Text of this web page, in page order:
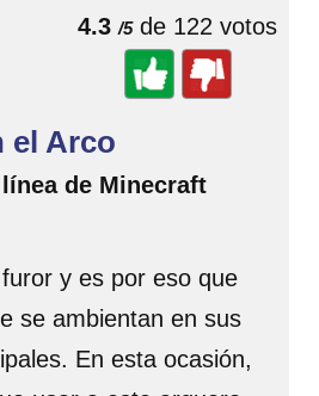
4.3 /5de 122 votos
el Arco
de Minecraft
y es por eso que
se ambientan en sus
En esta ocasión,